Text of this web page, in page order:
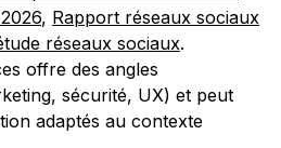
, Rapport réseaux sociaux
réseaux sociaux.
offre des angles
sécurité, UX) et peut
adaptés au contexte